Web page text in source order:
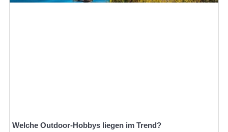
Welche Outdoor-Hobbys liegen im Trend?